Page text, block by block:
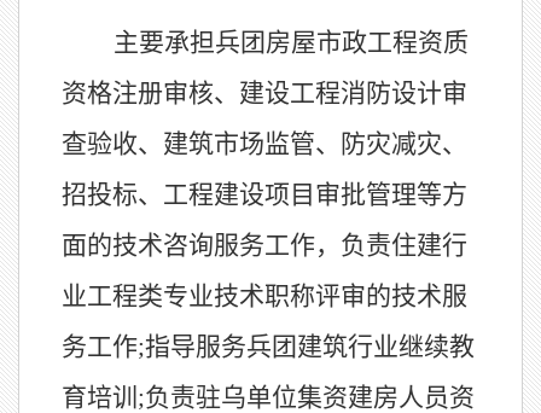
主要承担兵团房屋市政工程资质
资格注册审核、建设工程消防设计审
查验收、建筑市场监管、防灾减灾、
招投标、工程建设项目审批管理等方
面的技术咨询服务工作，负责住建行
业工程类专业技术职称评审的技术服
务工作;指导服务兵团建筑行业继续教
育培训;负责驻乌单位集资建房人员资